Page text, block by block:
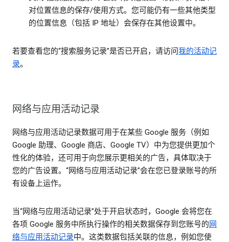
对位置信息的保存/使用方式。您可能仍有一些其他类型
的位置信息（包括 IP 地址）会保存在其他设置中。
若要查看您的“搜索服务记录”是否已开启，请访问我的活动记
录。
网络与应用活动记录
网络与应用活动记录数据可用于在某些 Google 服务（例如
Google 助理、Google 商店、Google TV）中为您提供更加个
性化的体验，还可用于向您展示更相关的广告，具体取决于
您的广告设置。“网络与应用活动记录”会在您已登录账号的所
有设备上运作。
当“网络与应用活动记录”处于开启状态时，Google 会将您在
各项 Google 服务中所执行操作的相关数据保存到您账号的网
络与应用活动记录中。这类数据包括关联的信息，例如您使